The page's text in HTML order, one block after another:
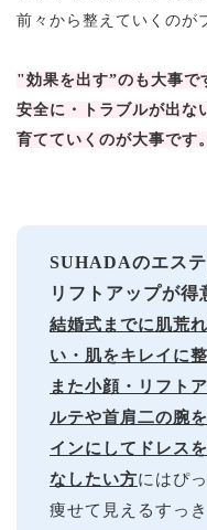
前々から整えていくのが
"効果を出す”のも大事で
安全に・トラブルが出な
育てていくのが大事です。
SUHADAのエス
リフトアップが得
結婚式までに肌荒
い・肌をキレイに
また小顔・リフト
ルテや首肩二の腕
インにしてドレス
なしたい方にはぴ
痩せて見えるすっ